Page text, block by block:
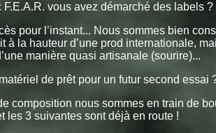
F.E.A.R. vous avez démarché des labels ?
pour l’instant... Nous sommes bien
à la hauteur d’une prod internationale,
manière quasi artisanale (sourire)...
de prêt pour un futur second essai
composition nous sommes en train de
les 3 suivantes sont déjà en route !